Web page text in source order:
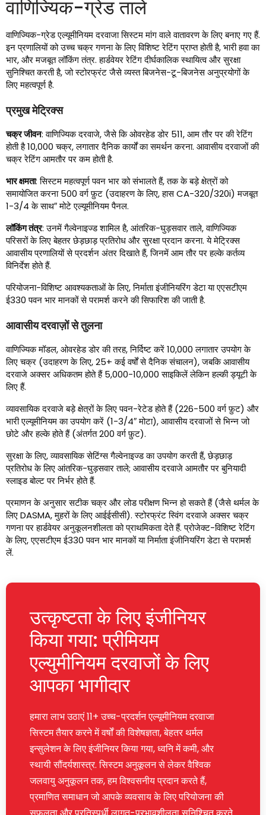
वाणिज्यिक-ग्रेड ताले
वाणिज्यिक-ग्रेड एल्यूमीनियम दरवाजा सिस्टम मांग वाले वातावरण के लिए बनाए गए हैं.
इन प्रणालियों को उच्च चक्र गणना के लिए विशिष्ट रेटिंग प्राप्त होती है, भारी हवा का
भार, और मजबूत लॉकिंग तंत्र. हार्डवेयर रेटिंग दीर्घकालिक स्थायित्व और सुरक्षा
सुनिश्चित करती है, जो स्टोरफ्रंट जैसे व्यस्त बिजनेस-टू-बिजनेस अनुप्रयोगों के
लिए महत्वपूर्ण है.
प्रमुख मेट्रिक्स
चक्र जीवन: वाणिज्यिक दरवाजे, जैसे कि ओवरहेड डोर 511, आम तौर पर की रेटिंग
होती है 10,000 चक्र, लगातार दैनिक कार्यों का समर्थन करना. आवासीय दरवाजों की
चक्र रेटिंग आमतौर पर कम होती है.
भार क्षमता: सिस्टम महत्वपूर्ण पवन भार को संभालते हैं, तक के बड़े क्षेत्रों को
समायोजित करना 500 वर्ग फ़ुट (उदाहरण के लिए, हास CA-320/320i) मजबूत
1-3/4 के साथ″ मोटे एल्यूमीनियम पैनल.
लॉकिंग तंत्र: उनमें गैल्वेनाइज्ड शामिल है, आंतरिक-घुड़सवार ताले, वाणिज्यिक
परिसरों के लिए बेहतर छेड़छाड़ प्रतिरोध और सुरक्षा प्रदान करना. ये मेट्रिक्स
आवासीय प्रणालियों से प्रदर्शन अंतर दिखाते हैं, जिनमें आम तौर पर हल्के कर्तव्य
विनिर्देश होते हैं.
परियोजना-विशिष्ट आवश्यकताओं के लिए, निर्माता इंजीनियरिंग डेटा या एएसटीएम
ई330 पवन भार मानकों से परामर्श करने की सिफारिश की जाती है.
आवासीय दरवाज़ों से तुलना
वाणिज्यिक मॉडल, ओवरहेड डोर की तरह, निर्दिष्ट करें 10,000 लगातार उपयोग के
लिए चक्र (उदाहरण के लिए, 25+ कई वर्षों से दैनिक संचालन), जबकि आवासीय
दरवाजे अक्सर अधिकतम होते हैं 5,000-10,000 साइकिलें लेकिन हल्की ड्यूटी के
लिए हैं.
व्यावसायिक दरवाजे बड़े क्षेत्रों के लिए पवन-रेटेड होते हैं (226-500 वर्ग फ़ुट) और
भारी एल्यूमीनियम का उपयोग करें (1-3/4″ मोटा), आवासीय दरवाजों से भिन्न जो
छोटे और हल्के होते हैं (अंतर्गत 200 वर्ग फ़ुट).
सुरक्षा के लिए, व्यावसायिक सेटिंग्स गैल्वेनाइज्ड का उपयोग करती हैं, छेड़छाड़
प्रतिरोध के लिए आंतरिक-घुड़सवार ताले; आवासीय दरवाजे आमतौर पर बुनियादी
स्लाइड बोल्ट पर निर्भर होते हैं.
प्रमाणन के अनुसार सटीक चक्र और लोड परीक्षण भिन्न हो सकते हैं (जैसे थर्मल के
लिए DASMA, मुहरों के लिए आईईसीसी). स्टोरफ्रंट स्विंग दरवाजे अक्सर चक्र
गणना पर हार्डवेयर अनुकूलनशीलता को प्राथमिकता देते हैं. प्रोजेक्ट-विशिष्ट रेटिंग
के लिए, एएसटीएम ई330 पवन भार मानकों या निर्माता इंजीनियरिंग डेटा से परामर्श
लें.
उत्कृष्टता के लिए इंजीनियर
किया गया: प्रीमियम
एल्युमीनियम दरवाजों के लिए
आपका भागीदार
हमारा लाभ उठाएं 11+ उच्च-प्रदर्शन एल्यूमीनियम दरवाजा
सिस्टम तैयार करने में वर्षों की विशेषज्ञता, बेहतर थर्मल
इन्सुलेशन के लिए इंजीनियर किया गया, ध्वनि में कमी, और
स्थायी सौंदर्यशास्त्र. सिस्टम अनुकूलन से लेकर वैश्विक
जलवायु अनुकूलन तक, हम विश्वसनीय प्रदान करते हैं,
प्रमाणित समाधान जो आपके व्यवसाय के लिए परियोजना की